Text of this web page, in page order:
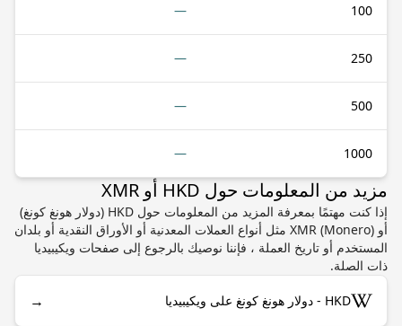
100
—
250
—
500
—
1000
—
مزيد من المعلومات حول HKD أو XMR
إذا كنت مهتمًا بمعرفة المزيد من المعلومات حول HKD (دولار هونغ كونغ)
أو XMR (Monero) مثل أنواع العملات المعدنية أو الأوراق النقدية أو بلدان
المستخدم أو تاريخ العملة ، فإننا نوصيك بالرجوع إلى صفحات ويكيبيديا
ذات الصلة.
HKD - دولار هونغ كونغ على ويكيبيديا →